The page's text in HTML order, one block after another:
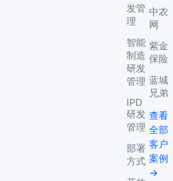
发管
理
智能
制造
研发
管理
IPD
研发
管理
部署
方式
中农
网
紫金
保险
蓝城
兄弟
查看
全部
客户
案例
→